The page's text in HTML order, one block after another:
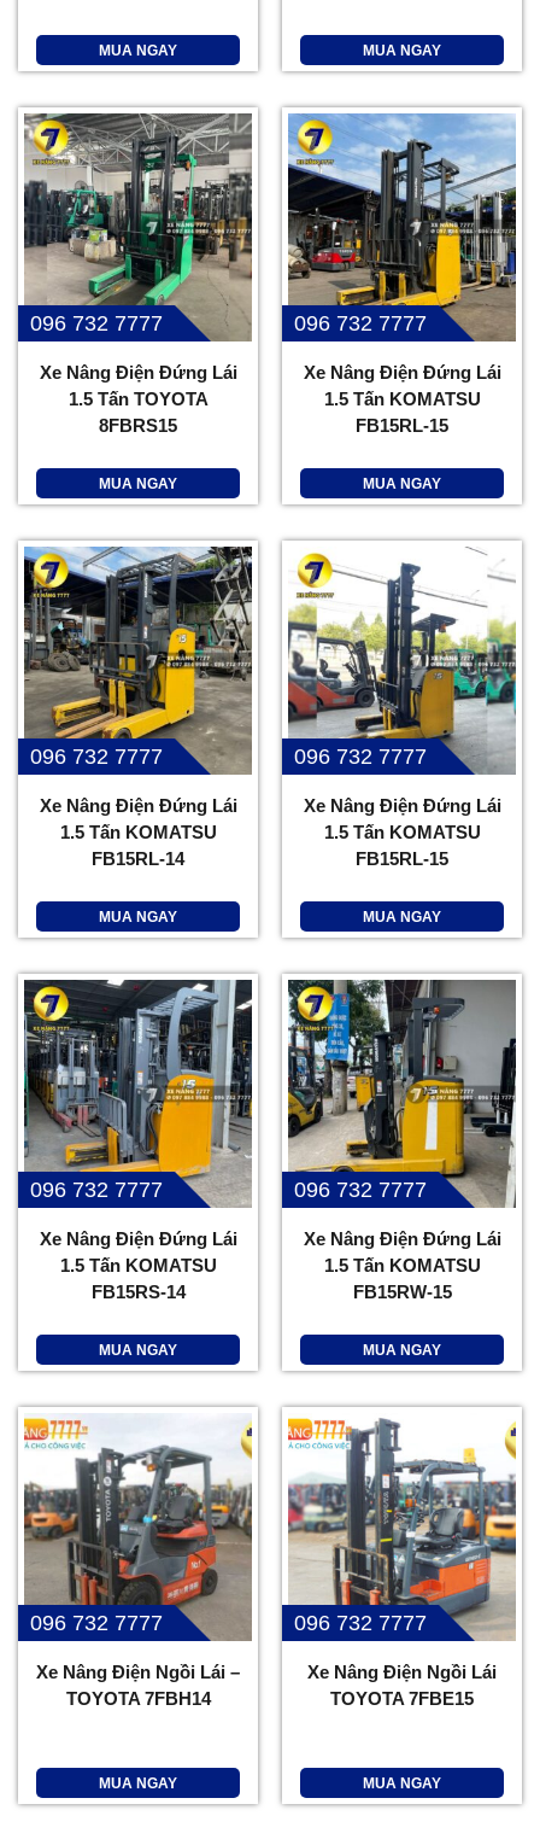
MUA NGAY MUA NGAY
096 732 7777
Xe Nâng Điện Đứng Lái
1.5 Tấn TOYOTA
8FBRS15
MUA NGAY
096 732 7777
Xe Nâng Điện Đứng Lái
1.5 Tấn KOMATSU
FB15RL-15
MUA NGAY
096 732 7777
Xe Nâng Điện Đứng Lái
1.5 Tấn KOMATSU
FB15RL-14
MUA NGAY
096 732 7777
Xe Nâng Điện Đứng Lái
1.5 Tấn KOMATSU
FB15RL-15
MUA NGAY
096 732 7777
Xe Nâng Điện Đứng Lái
1.5 Tấn KOMATSU
FB15RS-14
MUA NGAY
096 732 7777
Xe Nâng Điện Đứng Lái
1.5 Tấn KOMATSU
FB15RW-15
MUA NGAY
096 732 7777
Xe Nâng Điện Ngồi Lái –
TOYOTA 7FBH14
MUA NGAY
096 732 7777
Xe Nâng Điện Ngồi Lái
TOYOTA 7FBE15
MUA NGAY